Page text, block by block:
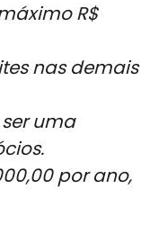
R$
nas demais
uma
por ano,